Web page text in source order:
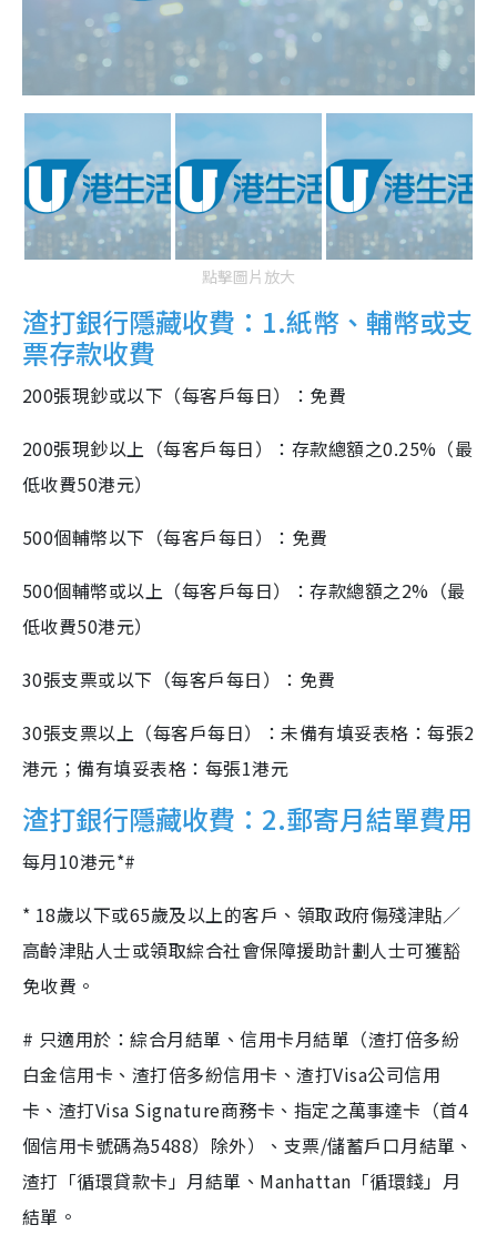
點擊圖片放大
渣打銀行隱藏收費：1.紙幣、輔幣或支
票存款收費
200張現鈔或以下（每客戶每日）：免費
200張現鈔以上（每客戶每日）：存款總額之0.25%（最
低收費50港元）
500個輔幣以下（每客戶每日）：免費
500個輔幣或以上（每客戶每日）：存款總額之2%（最
低收費50港元）
30張支票或以下（每客戶每日）：免費
30張支票以上（每客戶每日）：未備有填妥表格：每張2
港元；備有填妥表格：每張1港元
渣打銀行隱藏收費：2.郵寄月結單費用
每月10港元*#
* 18歲以下或65歲及以上的客戶、領取政府傷殘津貼／
高齡津貼人士或領取綜合社會保障援助計劃人士可獲豁
免收費。
# 只適用於：綜合月結單、信用卡月結單（渣打倍多紛
白金信用卡、渣打倍多紛信用卡、渣打Visa公司信用
卡、渣打Visa Signature商務卡、指定之萬事達卡（首4
個信用卡號碼為5488）除外）、支票/儲蓄戶口月結單、
渣打「循環貸款卡」月結單、Manhattan「循環錢」月
結單。